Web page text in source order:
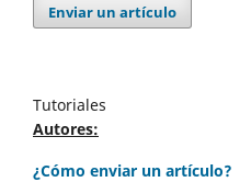
Enviar un artículo
Tutoriales
Autores:
¿Cómo enviar un artículo?